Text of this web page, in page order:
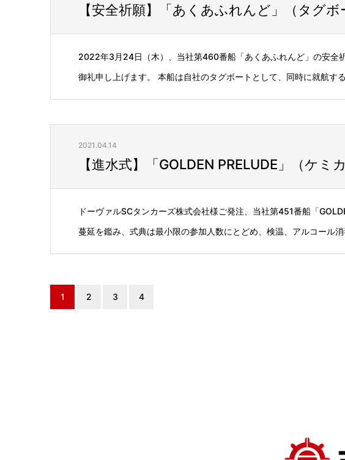
【安全祈願】「あくあふれんど」（タグボ
2022年3月24日（木）、当社第460番船「あくあふれんど」の安全
御礼申し上げます。 本船は自社のタグボートとして、同時に就航す
2021.04.14
【進水式】「GOLDEN PRELUDE」（ケミ
ドーヴァルSCタンカーズ株式会社様ご発注、当社第451番船「
蔓延を鑑み、式典は最小限の参加人数にとどめ、検温、アルコール
1 2 3 4